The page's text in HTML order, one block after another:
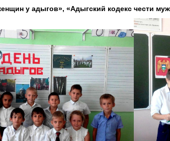
у адыгов», «Адыгский кодекс чести